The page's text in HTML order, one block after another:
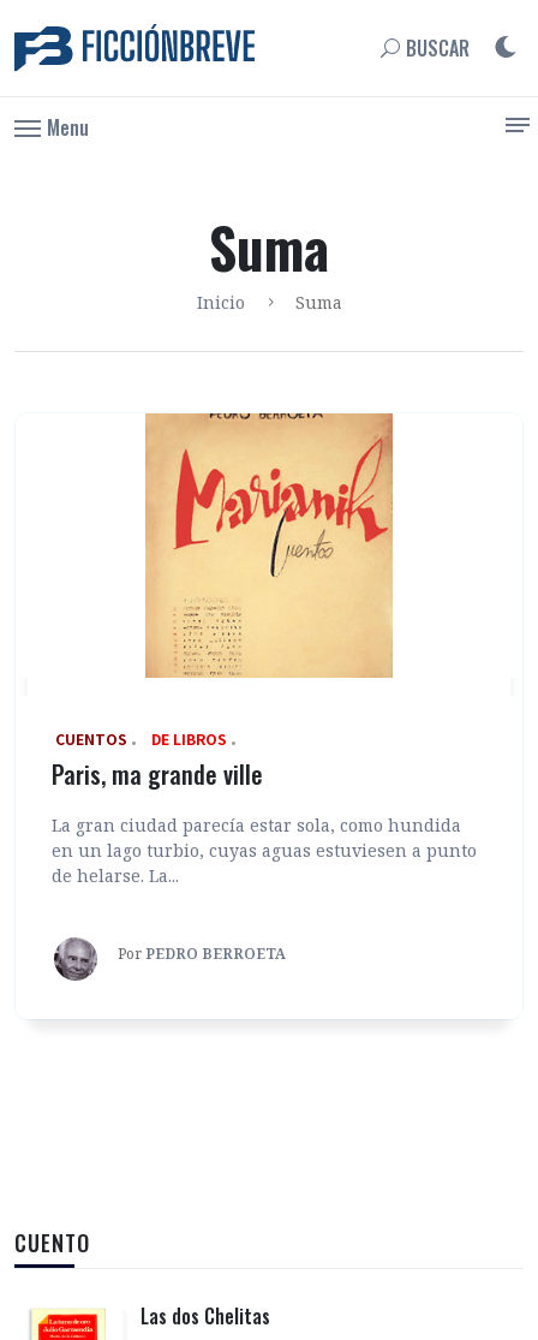
BUSCAR
Menu
Suma
Inicio Suma
‎ CUENTOS DE LIBROS
Paris, ma grande ville
La gran ciudad parecía estar sola, como hundida
en un lago turbio, cuyas aguas estuviesen a punto
de helarse. La...
Por PEDRO BERROETA
CUENTO
Las dos Chelitas